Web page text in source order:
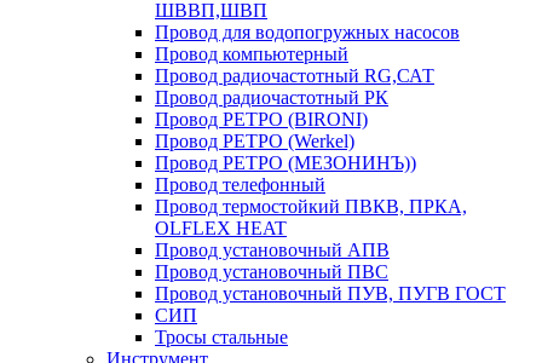
ШВВП,ШВП
Провод для водопогружных насосов
Провод компьютерный
Провод радиочастотный RG,САТ
Провод радиочастотный РК
Провод РЕТРО (BIRONI)
Провод РЕТРО (Werkel)
Провод РЕТРО (МЕЗОНИНЪ))
Провод телефонный
Провод термостойкий ПВКВ, ПРКА,
OLFLEX HEAT
Провод установочный АПВ
Провод установочный ПВС
Провод установочный ПУВ, ПУГВ ГОСТ
СИП
Тросы стальные